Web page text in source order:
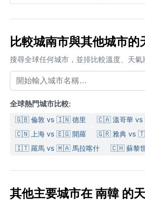
比較城南市與其他城市的
搜尋全球任何城市，並排比較溫度、天氣
全球熱門城市比較:
🇬🇧 倫敦 vs 🇮🇳 德里
🇨🇦 溫哥華
🇨🇳 上海 vs 🇪🇬 開羅
🇬🇷 雅典 vs
🇮🇹 羅馬 vs 🇲🇦 馬拉喀什
🇨🇭 蘇黎
其他主要城市在 南韓 的